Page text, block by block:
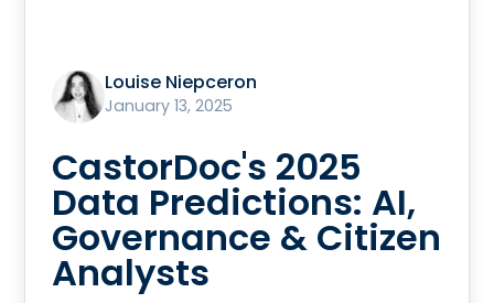
Louise Niepceron
January 13, 2025
CastorDoc's 2025
Data Predictions: AI,
Governance & Citizen
Analysts